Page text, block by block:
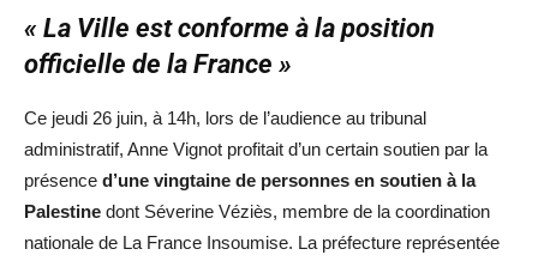
« La Ville est conforme à la position
officielle de la France »
Ce jeudi 26 juin, à 14h, lors de l’audience au tribunal
administratif, Anne Vignot profitait d’un certain soutien par la
présence d’une vingtaine de personnes en soutien à la
Palestine dont Séverine Véziès, membre de la coordination
nationale de La France Insoumise. La préfecture représentée